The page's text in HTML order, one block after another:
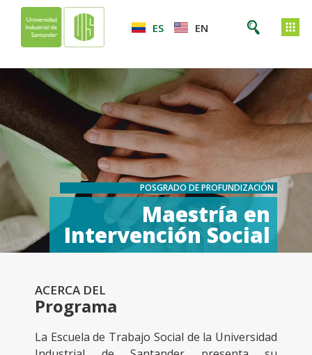
ES EN
POSGRADO DE PROFUNDIZACIÓN
Maestría en
Intervención Social
ACERCA DEL
Programa
La Escuela de Trabajo Social de la Universidad